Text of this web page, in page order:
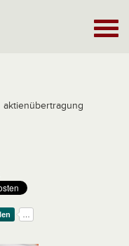
aktienübertragung